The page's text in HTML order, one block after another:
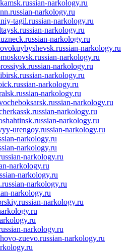
narkology.ru
nn.russian-narkology.ru
tagil.russian-narkology.ru
narkology.ru
narkology.ru
narkology.ru
narkology.ru
narkology.ru
narkology.ru
narkology.ru
narkology.ru
narkology.ru
narkology.ru
narkology.ru
urengoy.russian-narkology.ru
narkology.ru
narkology.ru
narkology.ru
narkology.ru
narkology.ru
narkology.ru
narkology.ru
narkology.ru
narkology.ru
zuevo.russian-narkology.ru